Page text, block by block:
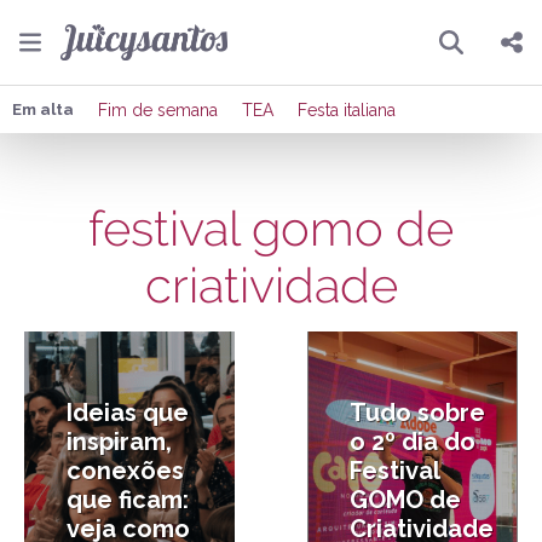
Pesquisar
Compartilhar
Enviar por Whatsapp
Publicar no Facebook
Publicar no X
Em alta Fim de semana TEA Festa italiana
festival gomo de
criatividade
Ideias que
inspiram,
conexões
que ficam:
veja como
Tudo sobre
o 2º dia do
Festival
GOMO de
Criatividade